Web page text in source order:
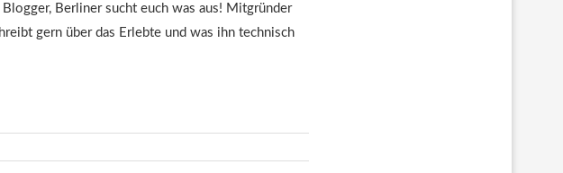
Berliner sucht euch was aus! Mitgründer
gern über das Erlebte und was ihn technisch